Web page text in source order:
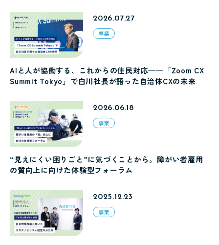
2026.07.27
事業
AIと人が協働する、これからの住民対応──「Zoom CX
Summit Tokyo」で白川社長が語った自治体CXの未来
2026.06.18
事業
“見えにくい困りごと”に気づくことから。障がい者雇用
の質向上に向けた体験型フォーラム
2025.12.23
事業